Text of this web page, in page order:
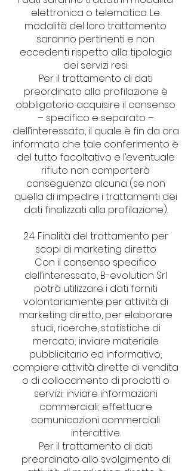
elettronica o telematica. Le
modalità del loro trattamento
saranno pertinenti e non
eccedenti rispetto alla tipologia
dei servizi resi.
Per il trattamento di dati
preordinato alla profilazione è
obbligatorio acquisire il consenso
– specifico e separato –
dell’interessato, il quale è fin da ora
informato che tale conferimento è
del tutto facoltativo e l’eventuale
rifiuto non comporterà
conseguenza alcuna (se non
quella di impedire i trattamenti dei
dati finalizzati alla profilazione).
2.4. Finalità del trattamento per
scopi di marketing diretto
Con il consenso specifico
dell’interessato, B-evolution Srl
potrà utilizzare i dati forniti
volontariamente per attività di
marketing diretto, per elaborare
studi, ricerche, statistiche di
mercato; inviare materiale
pubblicitario ed informativo;
compiere attività dirette di vendita
o di collocamento di prodotti o
servizi; inviare informazioni
commerciali; effettuare
comunicazioni commerciali
interattive.
Per il trattamento di dati
preordinato allo svolgimento di